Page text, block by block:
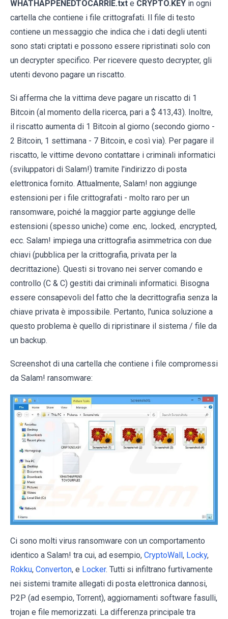
WHATHAPPENEDTOCARRIE.txt e CRYPTO.KEY in ogni
cartella che contiene i file crittografati. Il file di testo
contiene un messaggio che indica che i dati degli utenti
sono stati criptati e possono essere ripristinati solo con
un decrypter specifico. Per ricevere questo decrypter, gli
utenti devono pagare un riscatto.
Si afferma che la vittima deve pagare un riscatto di 1
Bitcoin (al momento della ricerca, pari a $ 413,43). Inoltre,
il riscatto aumenta di 1 Bitcoin al giorno (secondo giorno -
2 Bitcoin, 1 settimana - 7 Bitcoin, e così via). Per pagare il
riscatto, le vittime devono contattare i criminali informatici
(sviluppatori di Salam!) tramite l'indirizzo di posta
elettronica fornito. Attualmente, Salam! non aggiunge
estensioni per i file crittografati - molto raro per un
ransomware, poiché la maggior parte aggiunge delle
estensioni (spesso uniche) come .enc, .locked, .encrypted,
ecc. Salam! impiega una crittografia asimmetrica con due
chiavi (pubblica per la crittografia, privata per la
decrittazione). Questi si trovano nei server comando e
controllo (C & C) gestiti dai criminali informatici. Bisogna
essere consapevoli del fatto che la decrittografia senza la
chiave privata è impossibile. Pertanto, l'unica soluzione a
questo problema è quello di ripristinare il sistema / file da
un backup.
Screenshot di una cartella che contiene i file compromessi
da Salam! ransomware:
Ci sono molti virus ransomware con un comportamento
identico a Salam! tra cui, ad esempio, CryptoWall , Locky,
Rokku, Converton, e Locker. Tutti si infiltrano furtivamente
nei sistemi tramite allegati di posta elettronica dannosi,
P2P (ad esempio, Torrent), aggiornamenti software fasulli,
trojan e file memorizzati. La differenza principale tra